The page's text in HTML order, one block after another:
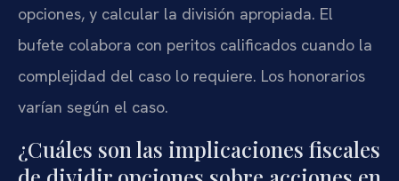
opciones, y calcular la división apropiada. El
bufete colabora con peritos calificados cuando la
complejidad del caso lo requiere. Los honorarios
varían según el caso.
¿Cuáles son las implicaciones fiscales